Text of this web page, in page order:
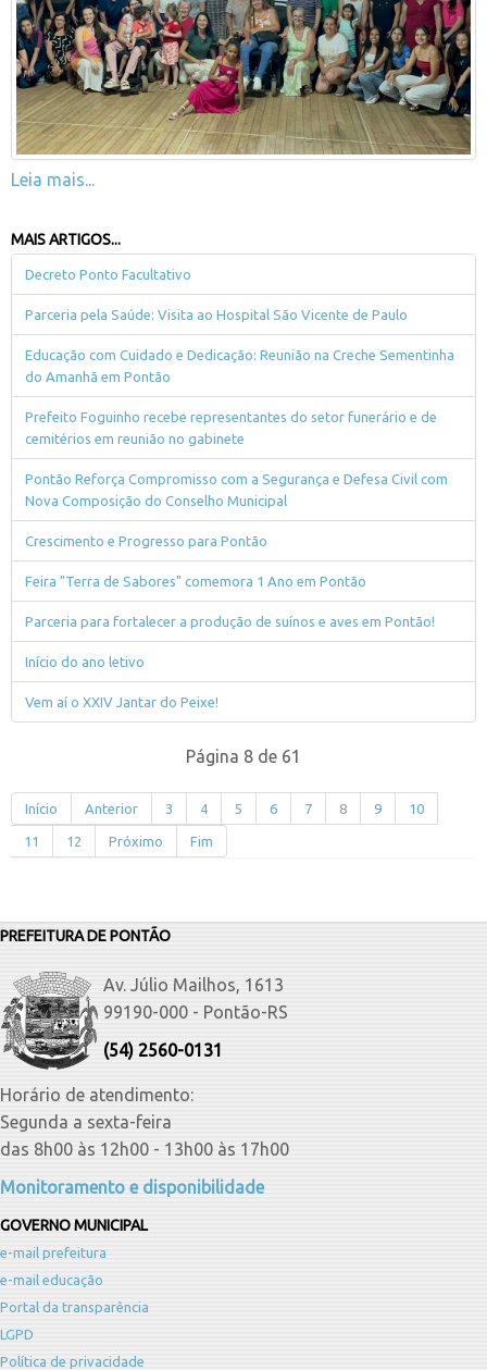
Leia mais...
MAIS ARTIGOS...
Decreto Ponto Facultativo
Parceria pela Saúde: Visita ao Hospital São Vicente de Paulo
Educação com Cuidado e Dedicação: Reunião na Creche Sementinha
do Amanhã em Pontão
Prefeito Foguinho recebe representantes do setor funerário e de
cemitérios em reunião no gabinete
Pontão Reforça Compromisso com a Segurança e Defesa Civil com
Nova Composição do Conselho Municipal
Crescimento e Progresso para Pontão
Feira "Terra de Sabores" comemora 1 Ano em Pontão
Parceria para fortalecer a produção de suínos e aves em Pontão!
Início do ano letivo
Vem aí o XXIV Jantar do Peixe!
Página 8 de 61
Início Anterior 3 4 5 6 7 8 9 10
11 12 Próximo Fim
PREFEITURA DE PONTÃO
Av. Júlio Mailhos, 1613
99190-000 - Pontão-RS
(54) 2560-0131
Horário de atendimento:
Segunda a sexta-feira
das 8h00 às 12h00 - 13h00 às 17h00
Monitoramento e disponibilidade
GOVERNO MUNICIPAL
e-mail prefeitura
e-mail educação
Portal da transparência
LGPD
Política de privacidade